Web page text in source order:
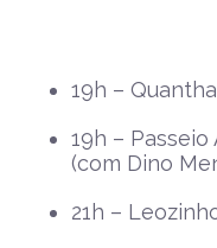
19h –
19h –
(com Dino
21h –